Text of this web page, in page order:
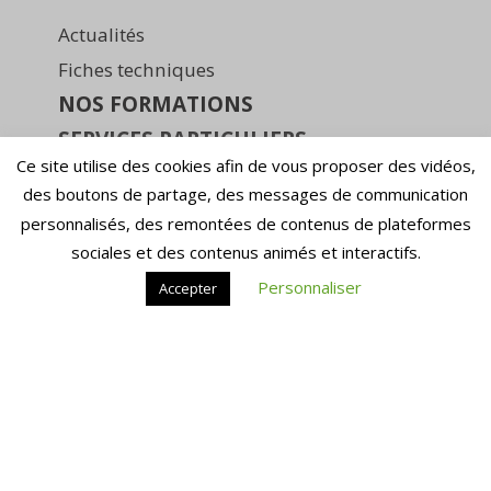
Actualités
Fiches techniques
NOS FORMATIONS
SERVICES PARTICULIERS
L’entretien Retraite
Vérification de carrière
Bilan Retraite Primo
Bilan Retraite Premium
Ce site utilise des cookies afin de vous proposer des vidéos,
des boutons de partage, des messages de communication
personnalisés, des remontées de contenus de plateformes
sociales et des contenus animés et interactifs.
Accepter Personnaliser